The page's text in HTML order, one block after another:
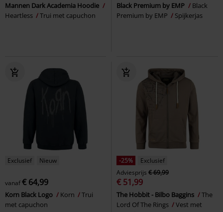
Mannen Dark Academia Hoodie
Heartless
Trui met capuchon
Black Premium by EMP
Black
Premium by EMP
Spijkerjas
Exclusief Nieuw
vanaf€ 64,99
Korn Black Logo Korn
Trui
met capuchon
-25%
Exclusief
Adviesprijs € 69,99
€ 51,99
The Hobbit - Bilbo Baggins
The
Lord Of The Rings
Vest met